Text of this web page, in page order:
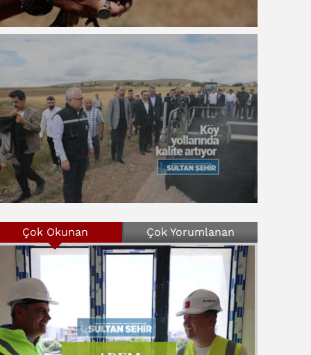
Çok Okunan Çok Yorumlanan